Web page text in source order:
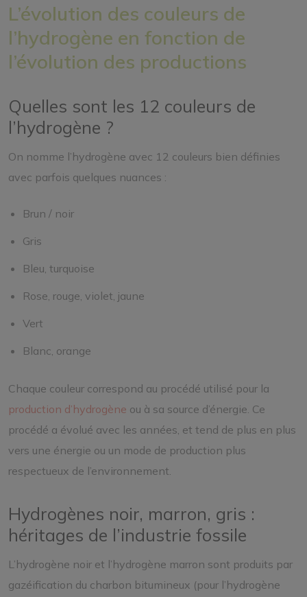
L’évolution des couleurs de
l’hydrogène en fonction de
l’évolution des productions
Quelles sont les 12 couleurs de
l’hydrogène ?
On nomme l’hydrogène avec 12 couleurs bien définies
avec parfois quelques nuances :
Brun / noir
Gris
Bleu, turquoise
Rose, rouge, violet, jaune
Vert
Blanc, orange
Chaque couleur correspond au procédé utilisé pour la
production d’hydrogène ou à sa source d’énergie. Ce
procédé a évolué avec les années, et tend de plus en plus
vers une énergie ou un mode de production plus
respectueux de l’environnement.
Hydrogènes noir, marron, gris :
héritages de l’industrie fossile
L’hydrogène noir et l’hydrogène marron sont produits par
gazéification du charbon bitumineux (pour l’hydrogène